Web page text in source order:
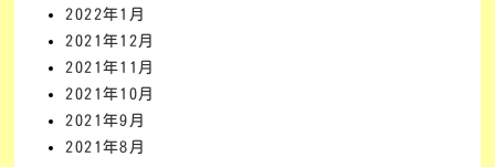
2022年1月
2021年12月
2021年11月
2021年10月
2021年9月
2021年8月